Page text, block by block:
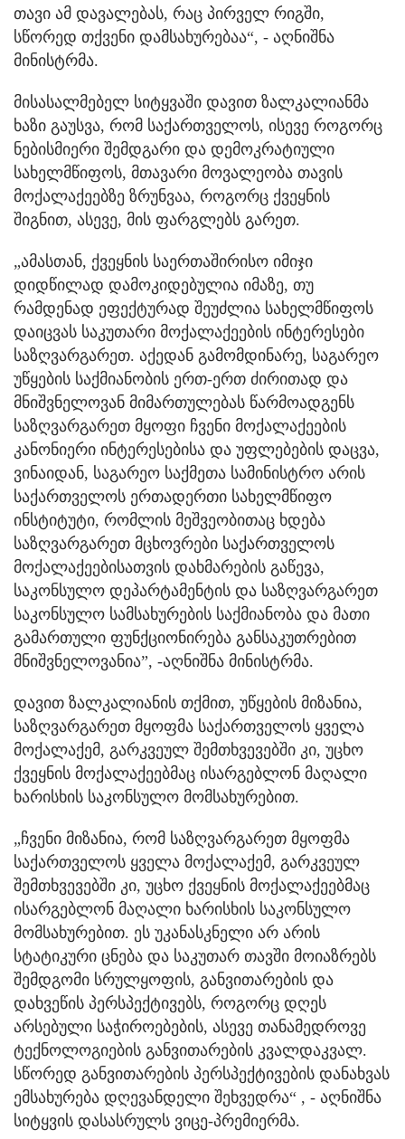
თავი ამ დავალებას, რაც პირველ რიგში,
სწორედ თქვენი დამსახურებაა“, - აღნიშნა
მინისტრმა.
მისასალმებელ სიტყვაში დავით ზალკალიანმა
ხაზი გაუსვა, რომ საქართველოს, ისევე როგორც
ნებისმიერი შემდგარი და დემოკრატიული
სახელმწიფოს, მთავარი მოვალეობა თავის
მოქალაქეებზე ზრუნვაა, როგორც ქვეყნის
შიგნით, ასევე, მის ფარგლებს გარეთ.
„ამასთან, ქვეყნის საერთაშირისო იმიჯი
დიდწილად დამოკიდებულია იმაზე, თუ
რამდენად ეფექტურად შეუძლია სახელმწიფოს
დაიცვას საკუთარი მოქალაქეების ინტერესები
საზღვარგარეთ. აქედან გამომდინარე, საგარეო
უწყების საქმიანობის ერთ-ერთ ძირითად და
მნიშვნელოვან მიმართულებას წარმოადგენს
საზღვარგარეთ მყოფი ჩვენი მოქალაქეების
კანონიერი ინტერესებისა და უფლებების დაცვა,
ვინაიდან, საგარეო საქმეთა სამინისტრო არის
საქართველოს ერთადერთი სახელმწიფო
ინსტიტუტი, რომლის მეშვეობითაც ხდება
საზღვარგარეთ მცხოვრები საქართველოს
მოქალაქეებისათვის დახმარების გაწევა,
საკონსულო დეპარტამენტის და საზღვარგარეთ
საკონსულო სამსახურების საქმიანობა და მათი
გამართული ფუნქციონირება განსაკუთრებით
მნიშვნელოვანია”, -აღნიშნა მინისტრმა.
დავით ზალკალიანის თქმით, უწყების მიზანია,
საზღვარგარეთ მყოფმა საქართველოს ყველა
მოქალაქემ, გარკვეულ შემთხვევებში კი, უცხო
ქვეყნის მოქალაქეებმაც ისარგებლონ მაღალი
ხარისხის საკონსულო მომსახურებით.
„ჩვენი მიზანია, რომ საზღვარგარეთ მყოფმა
საქართველოს ყველა მოქალაქემ, გარკვეულ
შემთხვევებში კი, უცხო ქვეყნის მოქალაქეებმაც
ისარგებლონ მაღალი ხარისხის საკონსულო
მომსახურებით. ეს უკანასკნელი არ არის
სტატიკური ცნება და საკუთარ თავში მოიაზრებს
შემდგომი სრულყოფის, განვითარების და
დახვეწის პერსპექტივებს, როგორც დღეს
არსებული საჭიროებების, ასევე თანამედროვე
ტექნოლოგიების განვითარების კვალდაკვალ.
სწორედ განვითარების პერსპექტივების დანახვას
ემსახურება დღევანდელი შეხვედრა“ , - აღნიშნა
სიტყვის დასასრულს ვიცე-პრემიერმა.